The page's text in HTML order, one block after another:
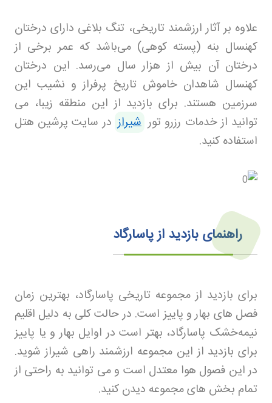
علاوه بر آثار ارزشمند تاریخی، تنگ بلاغی دارای درختان
کهنسال بنه (پسته کوهی) می‌باشد که عمر برخی از
درختان آن بیش از هزار سال می‌رسد. این درختان
کهنسال شاهدان خاموش تاریخ پرفراز و نشیب این
سرزمین هستند. برای بازدید از این منطقه زیبا، می
توانید از خدمات رزرو تور شیراز در سایت پرشین هتل
استفاده کنید.
راهنمای بازدید از پاسارگاد
برای بازدید از مجموعه تاریخی پاسارگاد، بهترین زمان
فصل های بهار و پاییز است. در حالت کلی به دلیل اقلیم
نیمه‌خشک پاسارگاد، بهتر است در اوایل بهار و یا پاییز
برای بازدید از این مجموعه ارزشمند راهی شیراز شوید.
در این فصول هوا معتدل است و می توانید به راحتی از
تمام بخش های مجموعه دیدن کنید.